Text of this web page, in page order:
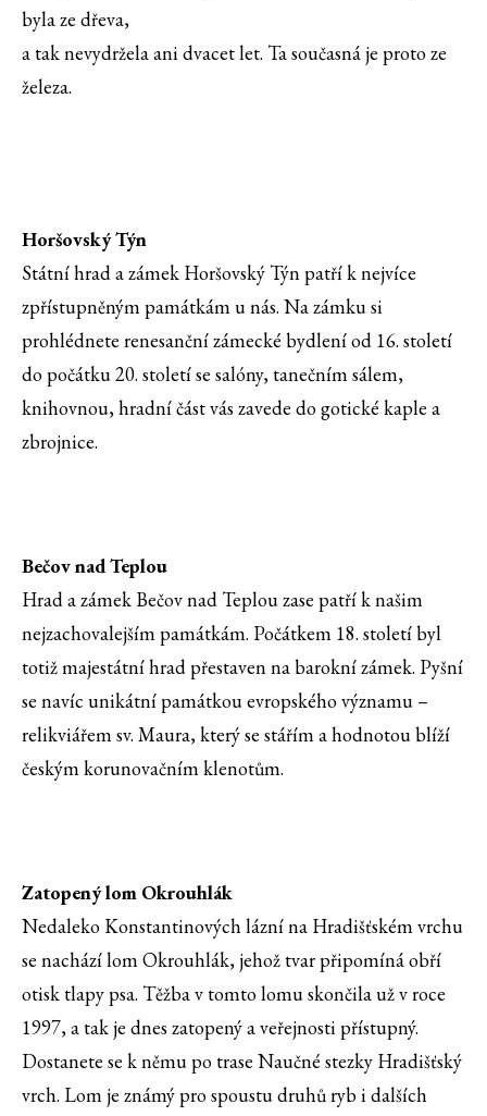
byla ze dřeva,
a tak nevydržela ani dvacet let. Ta současná je proto ze
železa.
Horšovský Týn
Státní hrad a zámek Horšovský Týn patří k nejvíce
zpřístupněným památkám u nás. Na zámku si
prohlédnete renesanční zámecké bydlení od 16. století
do počátku 20. století se salóny, tanečním sálem,
knihovnou, hradní část vás zavede do gotické kaple a
zbrojnice.
Bečov nad Teplou
Hrad a zámek Bečov nad Teplou zase patří k našim
nejzachovalejším památkám. Počátkem 18. století byl
totiž majestátní hrad přestaven na barokní zámek. Pyšní
se navíc unikátní památkou evropského významu –
relikviářem sv. Maura, který se stářím a hodnotou blíží
českým korunovačním klenotům.
Zatopený lom Okrouhlák
Nedaleko Konstantinových lázní na Hradišťském vrchu
se nachází lom Okrouhlák, jehož tvar připomíná obří
otisk tlapy psa. Těžba v tomto lomu skončila už v roce
1997, a tak je dnes zatopený a veřejnosti přístupný.
Dostanete se k němu po trase Naučné stezky Hradišťský
vrch. Lom je známý pro spoustu druhů ryb i dalších